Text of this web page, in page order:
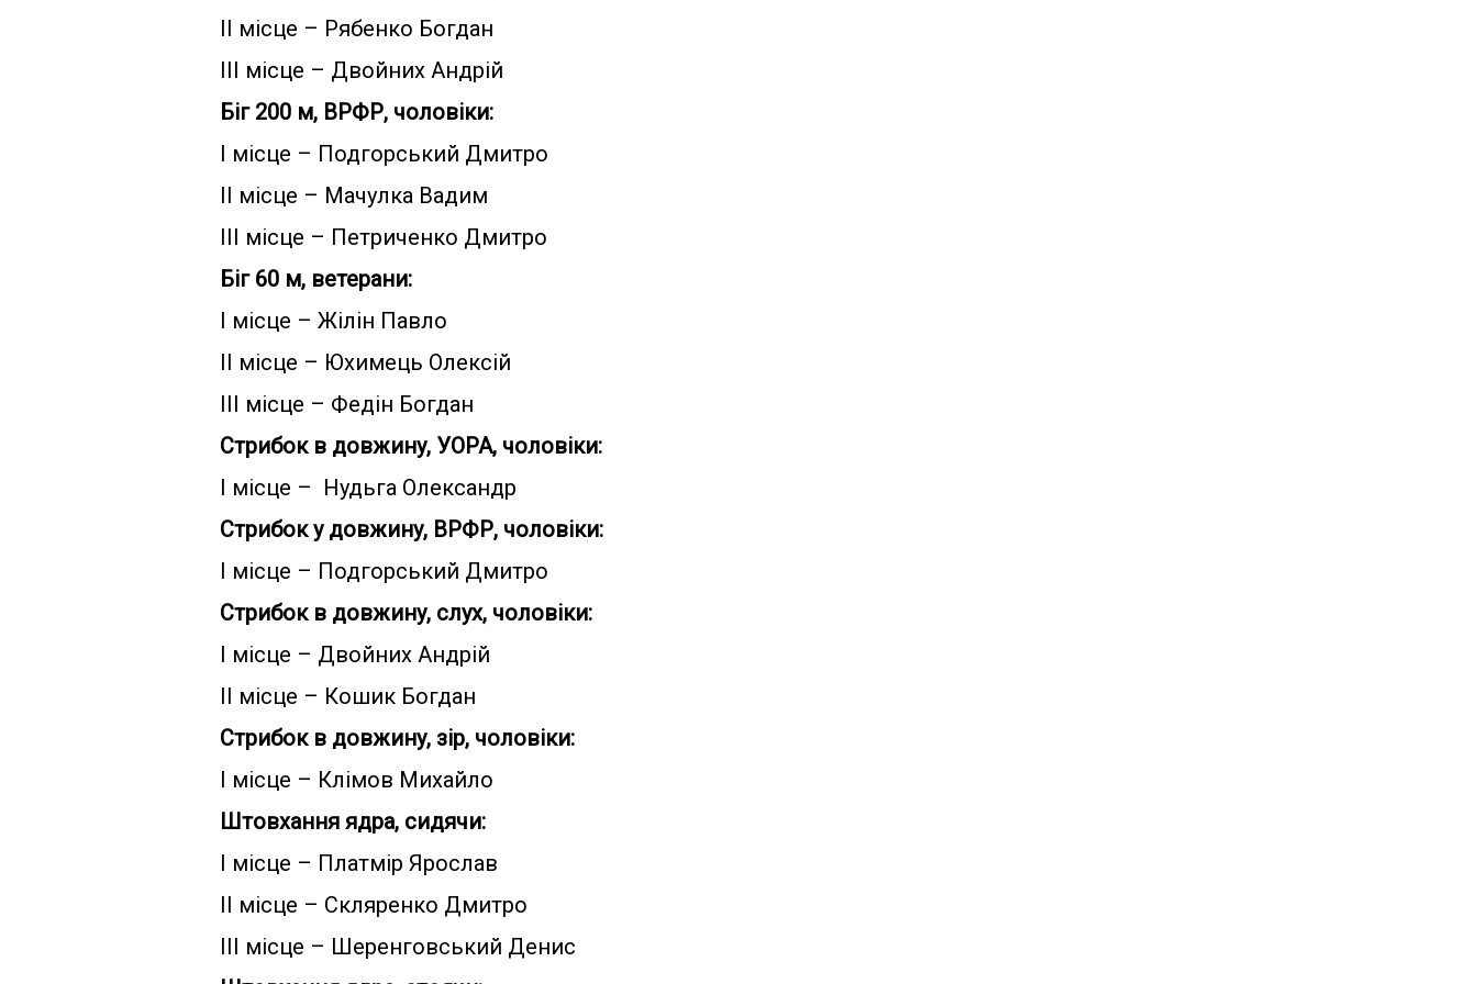
ІІ місце – Рябенко Богдан
ІІІ місце – Двойних Андрій
Біг 200 м, ВРФР, чоловіки:
І місце – Подгорський Дмитро
ІІ місце – Мачулка Вадим
ІІІ місце – Петриченко Дмитро
Біг 60 м, ветерани:
І місце – Жілін Павло
ІІ місце – Юхимець Олексій
ІІІ місце – Федін Богдан
Стрибок в довжину, УОРА, чоловіки:
І місце – Нудьга Олександр
Стрибок у довжину, ВРФР, чоловіки:
І місце – Подгорський Дмитро
Стрибок в довжину, слух, чоловіки:
І місце – Двойних Андрій
ІІ місце – Кошик Богдан
Стрибок в довжину, зір, чоловіки:
І місце – Клімов Михайло
Штовхання ядра, сидячи:
І місце – Платмір Ярослав
ІІ місце – Скляренко Дмитро
ІІІ місце – Шеренговський Денис